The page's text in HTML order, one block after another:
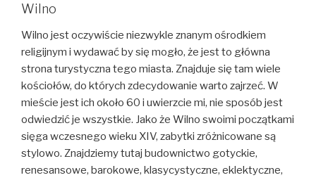
Wilno
Wilno jest oczywiście niezwykle znanym ośrodkiem
religijnym i wydawać by się mogło, że jest to główna
strona turystyczna tego miasta. Znajduje się tam wiele
kościołów, do których zdecydowanie warto zajrzeć. W
mieście jest ich około 60 i uwierzcie mi, nie sposób jest
odwiedzić je wszystkie. Jako że Wilno swoimi początkami
sięga wczesnego wieku XIV, zabytki zróżnicowane są
stylowo. Znajdziemy tutaj budownictwo gotyckie,
renesansowe, barokowe, klasycystyczne, eklektyczne,